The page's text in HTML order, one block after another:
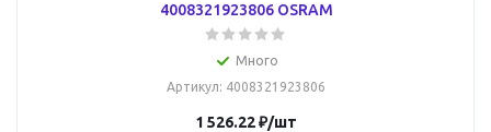
4008321923806 OSRAM
Много
Артикул: 4008321923806
1 526.22₽/шт